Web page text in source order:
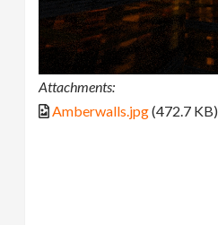
Attachments:
Amberwalls.jpg(472.7 KB)